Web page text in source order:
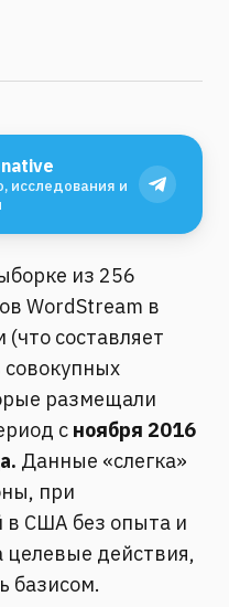
исследования и
из 256
WordStream в
составляет
размещали
с ноября 2016
Данные «слегка»
при
в США без опыта и
целевые действия,
базисом.